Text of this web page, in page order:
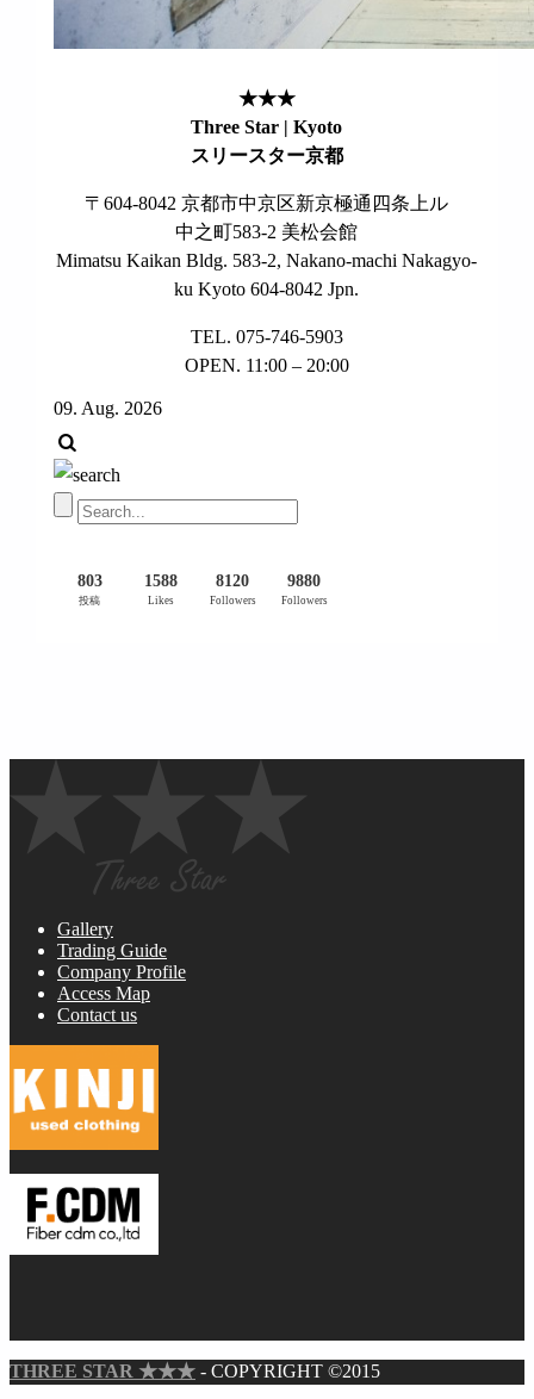
★★★
Three Star | Kyoto
スリースター京都
〒604-8042 京都市中京区新京極通四条上ル
中之町583-2 美松会館
Mimatsu Kaikan Bldg. 583-2, Nakano-machi Nakagyo-
ku Kyoto 604-8042 Jpn.
TEL. 075-746-5903
OPEN. 11:00 – 20:00
09. Aug. 2026
803
投稿
1588
Likes
8120
Followers
9880
Followers
Gallery
Trading Guide
Company Profile
Access Map
Contact us
THREE STAR ★★★ - COPYRIGHT ©2015